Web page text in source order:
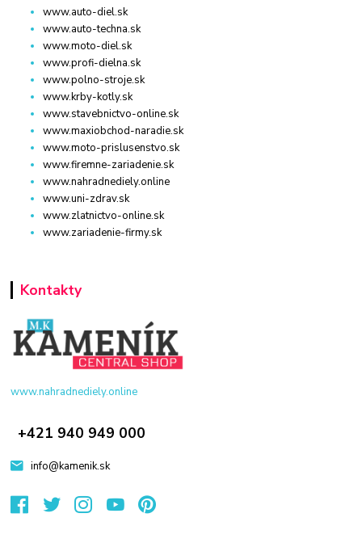
www.auto-diel.sk
www.auto-techna.sk
www.moto-diel.sk
www.profi-dielna.sk
www.polno-stroje.sk
www.krby-kotly.sk
www.stavebnictvo-online.sk
www.maxiobchod-naradie.sk
www.moto-prislusenstvo.sk
www.firemne-zariadenie.sk
www.nahradnediely.online
www.uni-zdrav.sk
www.zlatnictvo-online.sk
www.zariadenie-firmy.sk
Kontakty
www.nahradnediely.online
+421 940 949 000
info@kamenik.sk